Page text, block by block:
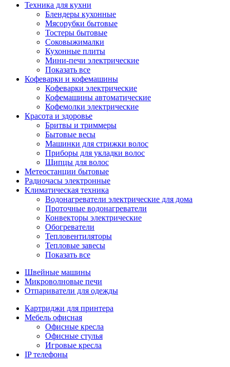
Техника для кухни
Блендеры кухонные
Мясорубки бытовые
Тостеры бытовые
Соковыжималки
Кухонные плиты
Мини-печи электрические
Показать все
Кофеварки и кофемашины
Кофеварки электрические
Кофемашины автоматические
Кофемолки электрические
Красота и здоровье
Бритвы и триммеры
Бытовые весы
Машинки для стрижки волос
Приборы для укладки волос
Щипцы для волос
Метеостанции бытовые
Радиочасы электронные
Климатическая техника
Водонагреватели электрические для дома
Проточные водонагреватели
Конвекторы электрические
Обогреватели
Тепловентиляторы
Тепловые завесы
Показать все
Швейные машины
Микроволновые печи
Отпариватели для одежды
Картриджи для принтера
Мебель офисная
Офисные кресла
Офисные стулья
Игровые кресла
IP телефоны